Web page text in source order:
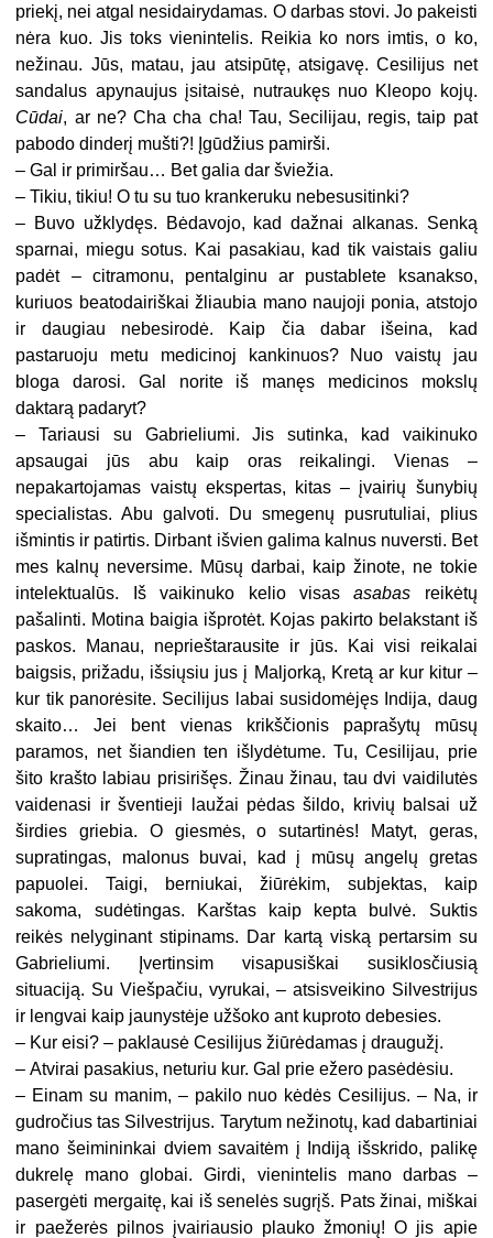
priekį, nei atgal nesidairydamas. O darbas stovi. Jo pakeisti
nėra kuo. Jis toks vienintelis. Reikia ko nors imtis, o ko,
nežinau. Jūs, matau, jau atsipūtę, atsigavę. Cesilijus net
sandalus apynaujus įsitaisė, nutraukęs nuo Kleopo kojų.
Cūdai, ar ne? Cha cha cha! Tau, Secilijau, regis, taip pat
pabodo dinderį mušti?! Įgūdžius pamirši.
–Gal ir primiršau… Bet galia dar šviežia.
–Tikiu, tikiu! O tu su tuo krankeruku nebesusitinki?
– Buvo užklydęs. Bėdavojo, kad dažnai alkanas. Senką
sparnai, miegu sotus. Kai pasakiau, kad tik vaistais galiu
padėt – citramonu, pentalginu ar pustablete ksanakso,
kuriuos beatodairiškai žliaubia mano naujoji ponia, atstojo
ir daugiau nebesirodė. Kaip čia dabar išeina, kad
pastaruoju metu medicinoj kankinuos? Nuo vaistų jau
bloga darosi. Gal norite iš manęs medicinos mokslų
daktarą padaryt?
–Tariausi su Gabrieliumi. Jis sutinka, kad vaikinuko
apsaugai jūs abu kaip oras reikalingi. Vienas –
nepakartojamas vaistų ekspertas, kitas – įvairių šunybių
specialistas. Abu galvoti. Du smegenų pusrutuliai, plius
išmintis ir patirtis. Dirbant išvien galima kalnus nuversti. Bet
mes kalnų neversime. Mūsų darbai, kaip žinote, ne tokie
intelektualūs. Iš vaikinuko kelio visasasabas reikėtų
pašalinti. Motina baigia išprotėt. Kojas pakirto belakstant iš
paskos. Manau, neprieštarausite ir jūs. Kai visi reikalai
baigsis, prižadu, išsiųsiu jus į Maljorką, Kretą ar kur kitur –
kur tik panorėsite. Secilijus labai susidomėjęs Indija, daug
skaito… Jei bent vienas krikščionis paprašytų mūsų
paramos, net šiandien ten išlydėtume. Tu, Cesilijau, prie
šito krašto labiau prisirišęs. Žinau žinau, tau dvi vaidilutės
vaidenasi ir šventieji laužai pėdas šildo, krivių balsai už
širdies griebia. O giesmės, o sutartinės! Matyt, geras,
supratingas, malonus buvai, kad į mūsų angelų gretas
papuolei. Taigi, berniukai, žiūrėkim, subjektas, kaip
sakoma, sudėtingas. Karštas kaip kepta bulvė. Suktis
reikės nelyginant stipinams. Dar kartą viską pertarsim su
Gabrieliumi. Įvertinsim visapusiškai susiklosčiusią
situaciją. Su Viešpačiu, vyrukai, – atsisveikino Silvestrijus
ir lengvai kaip jaunystėje užšoko ant kuproto debesies.
– Kur eisi? – paklausė Cesilijus žiūrėdamas į draugužį.
–Atvirai pasakius, neturiu kur. Gal prie ežero pasėdėsiu.
– Einam su manim, – pakilo nuo kėdės Cesilijus. – Na, ir
gudročius tas Silvestrijus. Tarytum nežinotų, kad dabartiniai
mano šeimininkai dviem savaitėm į Indiją išskrido, palikę
dukrelę mano globai. Girdi, vienintelis mano darbas –
pasergėti mergaitę, kai iš senelės sugrįš. Pats žinai, miškai
ir paežerės pilnos įvairiausio plauko žmonių! O jis apie